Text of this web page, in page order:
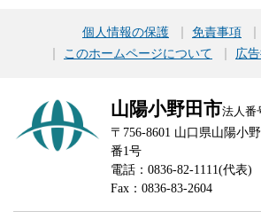
個人情報の保護 免責事項
このホームページについて
広
山陽小野田市法人番
〒756-8601 山口県山陽小
番1号
電話：0836-82-1111(代表)
Fax：0836-83-2604